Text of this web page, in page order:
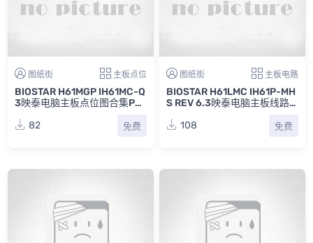
图纸街 主板点位
BIOSTAR H61MGP IH61MC-Q
3映泰电脑主板点位图合集PD
82
免费
图纸街 主板电路
BIOSTAR H61LMC IH61P-MH
S REV 6.3映泰电脑主板线路
108
免费